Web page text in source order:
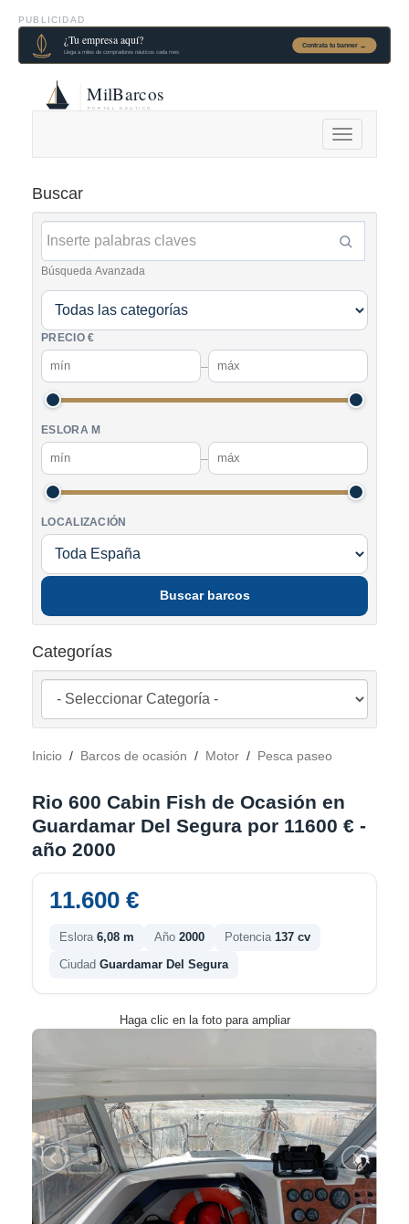
PUBLICIDAD
Alternar
navegación
Buscar
Búsqueda Avanzada
PRECIO €
–
ESLORA M
–
LOCALIZACIÓN
Buscar barcos
Categorías
Inicio / Barcos de ocasión / Motor / Pesca paseo
Rio 600 Cabin Fish de Ocasión en
Guardamar Del Segura por 11600 € -
año 2000
11.600 €
Eslora 6,08 m Año 2000 Potencia 137 cv
Ciudad Guardamar Del Segura
Haga clic en la foto para ampliar